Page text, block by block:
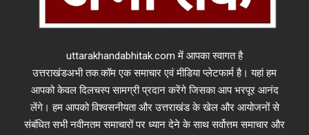
uttarakhandabhitak.com में आपका स्वागत है
उत्तराखंडअभी तक.कॉम एक समाचार एवं मीडिया प्लेटफार्म है। यहां हम
आपको केवल दिलचस्प सामग्री प्रदान करेंगे जिसका आप भरपूर आनंद
लेंगे। हम आपको विश्वसनीयता और उत्तराखंड के खेल और आयोजनों से
संबंधित सभी नवीनतम समाचारों पर ध्यान देने के साथ सर्वोत्तम समाचार और